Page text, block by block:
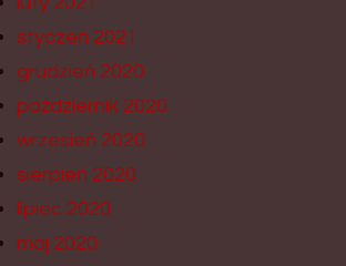
styczeń 2021
grudzień 2020
październik 2020
wrzesień 2020
sierpień 2020
lipiec 2020
maj 2020